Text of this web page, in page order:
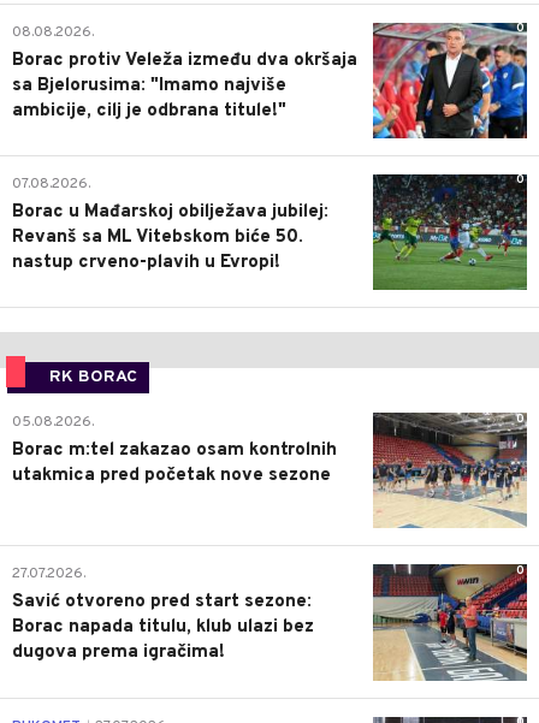
0
08.08.2026.
Borac protiv Veleža između dva okršaja
sa Bjelorusima: "Imamo najviše
ambicije, cilj je odbrana titule!"
0
07.08.2026.
Borac u Mađarskoj obilježava jubilej:
Revanš sa ML Vitebskom biće 50.
nastup crveno-plavih u Evropi!
RK BORAC
0
05.08.2026.
Borac m:tel zakazao osam kontrolnih
utakmica pred početak nove sezone
0
27.07.2026.
Savić otvoreno pred start sezone:
Borac napada titulu, klub ulazi bez
dugova prema igračima!